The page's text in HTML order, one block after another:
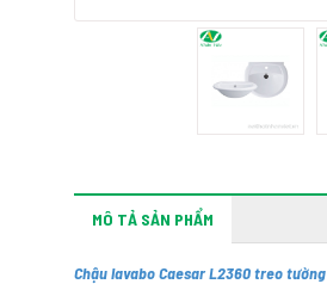
MÔ TẢ SẢN PHẨM
Chậu lavabo Caesar L2360 treo tường